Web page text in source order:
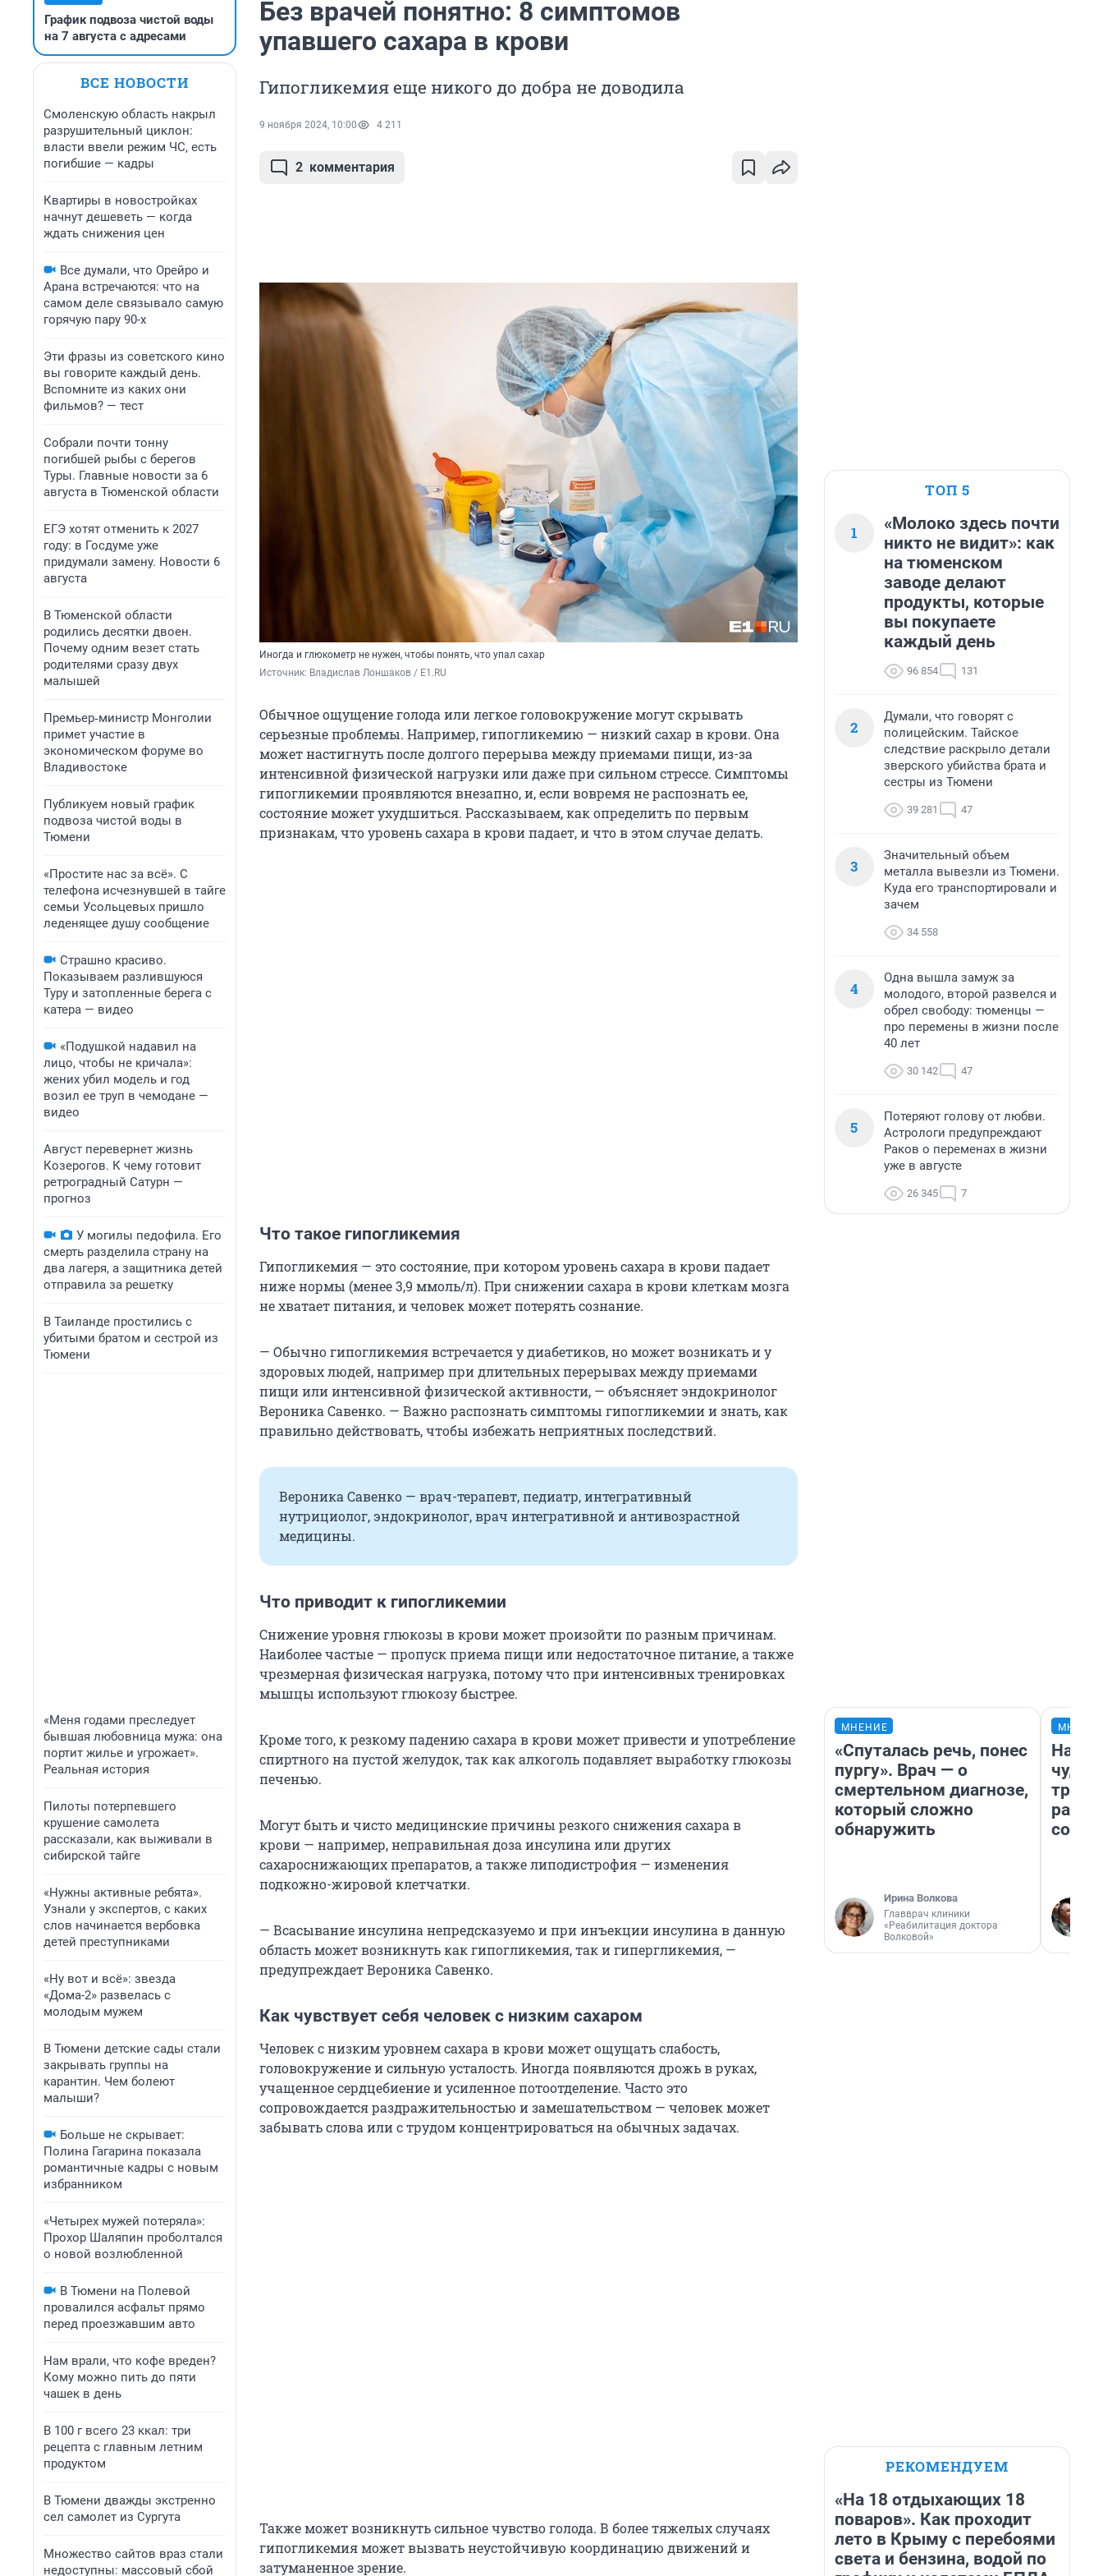
График подвоза чистой воды
на 7 августа с адресами
ВСЕ НОВОСТИ
Смоленскую область накрыл
разрушительный циклон:
власти ввели режим ЧС, есть
погибшие — кадры
Квартиры в новостройках
начнут дешеветь — когда
ждать снижения цен
Все думали, что Орейро и
Арана встречаются: что на
самом деле связывало самую
горячую пару 90-х
Эти фразы из советского кино
вы говорите каждый день.
Вспомните из каких они
фильмов? — тест
Собрали почти тонну
погибшей рыбы с берегов
Туры. Главные новости за 6
августа в Тюменской области
ЕГЭ хотят отменить к 2027
году: в Госдуме уже
придумали замену. Новости 6
августа
В Тюменской области
родились десятки двоен.
Почему одним везет стать
родителями сразу двух
малышей
Премьер‑министр Монголии
примет участие в
экономическом форуме во
Владивостоке
Публикуем новый график
подвоза чистой воды в
Тюмени
«Простите нас за всё». С
телефона исчезнувшей в тайге
семьи Усольцевых пришло
леденящее душу сообщение
Страшно красиво.
Показываем разлившуюся
Туру и затопленные берега с
катера — видео
«Подушкой надавил на
лицо, чтобы не кричала»:
жених убил модель и год
возил ее труп в чемодане —
видео
Август перевернет жизнь
Козерогов. К чему готовит
ретроградный Сатурн —
прогноз
У могилы педофила. Его
смерть разделила страну на
два лагеря, а защитника детей
отправила за решетку
В Таиланде простились с
убитыми братом и сестрой из
Тюмени
«Меня годами преследует
бывшая любовница мужа: она
портит жилье и угрожает».
Реальная история
Пилоты потерпевшего
крушение самолета
рассказали, как выживали в
сибирской тайге
«Нужны активные ребята».
Узнали у экспертов, с каких
слов начинается вербовка
детей преступниками
«Ну вот и всё»: звезда
«Дома-2» развелась с
молодым мужем
В Тюмени детские сады стали
закрывать группы на
карантин. Чем болеют
малыши?
Больше не скрывает:
Полина Гагарина показала
романтичные кадры с новым
избранником
«Четырех мужей потеряла»:
Прохор Шаляпин проболтался
о новой возлюбленной
В Тюмени на Полевой
провалился асфальт прямо
перед проезжавшим авто
Нам врали, что кофе вреден?
Кому можно пить до пяти
чашек в день
В 100 г всего 23 ккал: три
рецепта с главным летним
продуктом
В Тюмени дважды экстренно
сел самолет из Сургута
Множество сайтов враз стали
недоступны: массовый сбой
Без врачей понятно: 8 симптомов
упавшего сахара в крови
Гипогликемия еще никого до добра не доводила
9 ноября 2024, 10:00 4 211
2 комментария
Иногда и глюкометр не нужен, чтобы понять, что упал сахар
Источник: Владислав Лоншаков / E1.RU
Обычное ощущение голода или легкое головокружение могут скрывать
серьезные проблемы. Например, гипогликемию — низкий сахар в крови. Она
может настигнуть после долгого перерыва между приемами пищи, из-за
интенсивной физической нагрузки или даже при сильном стрессе. Симптомы
гипогликемии проявляются внезапно, и, если вовремя не распознать ее,
состояние может ухудшиться. Рассказываем, как определить по первым
признакам, что уровень сахара в крови падает, и что в этом случае делать.
Что такое гипогликемия
Гипогликемия — это состояние, при котором уровень сахара в крови падает
ниже нормы (менее 3,9 ммоль/л). При снижении сахара в крови клеткам мозга
не хватает питания, и человек может потерять сознание.
— Обычно гипогликемия встречается у диабетиков, но может возникать и у
здоровых людей, например при длительных перерывах между приемами
пищи или интенсивной физической активности, — объясняет эндокринолог
Вероника Савенко. — Важно распознать симптомы гипогликемии и знать, как
правильно действовать, чтобы избежать неприятных последствий.
Вероника Савенко — врач-терапевт, педиатр, интегративный
нутрициолог, эндокринолог, врач интегративной и антивозрастной
медицины.
Что приводит к гипогликемии
Снижение уровня глюкозы в крови может произойти по разным причинам.
Наиболее частые — пропуск приема пищи или недостаточное питание, а также
чрезмерная физическая нагрузка, потому что при интенсивных тренировках
мышцы используют глюкозу быстрее.
Кроме того, к резкому падению сахара в крови может привести и употребление
спиртного на пустой желудок, так как алкоголь подавляет выработку глюкозы
печенью.
Могут быть и чисто медицинские причины резкого снижения сахара в
крови — например, неправильная доза инсулина или других
сахароснижающих препаратов, а также липодистрофия — изменения
подкожно-жировой клетчатки.
— Всасывание инсулина непредсказуемо и при инъекции инсулина в данную
область может возникнуть как гипогликемия, так и гипергликемия, —
предупреждает Вероника Савенко.
Как чувствует себя человек с низким сахаром
Человек с низким уровнем сахара в крови может ощущать слабость,
головокружение и сильную усталость. Иногда появляются дрожь в руках,
учащенное сердцебиение и усиленное потоотделение. Часто это
сопровождается раздражительностью и замешательством — человек может
забывать слова или с трудом концентрироваться на обычных задачах.
Также может возникнуть сильное чувство голода. В более тяжелых случаях
гипогликемия может вызвать неустойчивую координацию движений и
затуманенное зрение.
ТОП 5
1
«Молоко здесь почти
никто не видит»: как
на тюменском
заводе делают
продукты, которые
вы покупаете
каждый день
96 854 131
2
Думали, что говорят с
полицейским. Тайское
следствие раскрыло детали
зверского убийства брата и
сестры из Тюмени
39 281 47
3
Значительный объем
металла вывезли из Тюмени.
Куда его транспортировали и
зачем
34 558
4
Одна вышла замуж за
молодого, второй развелся и
обрел свободу: тюменцы —
про перемены в жизни после
40 лет
30 142 47
5
Потеряют голову от любви.
Астрологи предупреждают
Раков о переменах в жизни
уже в августе
26 345 7
МНЕНИЕ
«Спуталась речь, понес
пургу». Врач — о
смертельном диагнозе,
который сложно
обнаружить
Ирина Волкова
Главврач клиники
«Реабилитация доктора
Волковой»
РЕКОМЕНДУЕМ
«На 18 отдыхающих 18
поваров». Как проходит
лето в Крыму с перебоями
света и бензина, водой по